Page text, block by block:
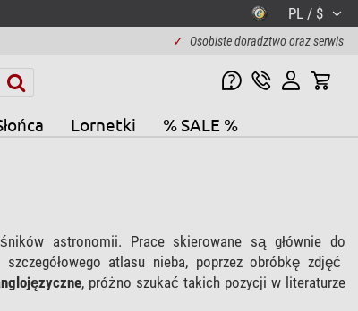
PL / $
✓ Osobiste doradztwo oraz serwis
Lornetki % SALE %
astronomii. Prace skierowane są głównie do
atlasu nieba, poprzez obróbkę zdjęć
, próżno szukać takich pozycji w literaturze